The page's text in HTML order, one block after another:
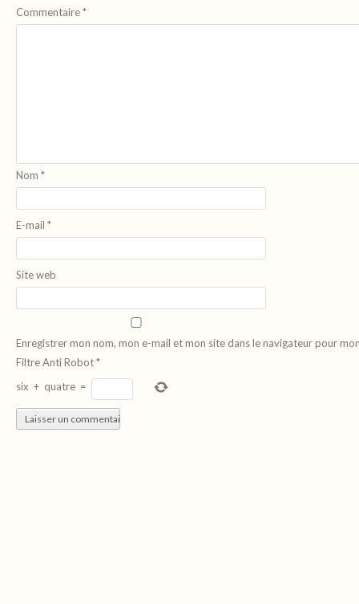
Commentaire*
Nom *
E-mail *
Site web
Enregistrer mon nom, mon e-mail et mon site dans le navigateur pour
Filtre Anti Robot*
six + quatre =